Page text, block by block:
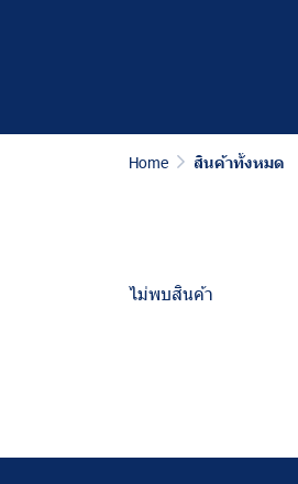
Home สินค้าทั้งหมด
ไม่พบสินค้า